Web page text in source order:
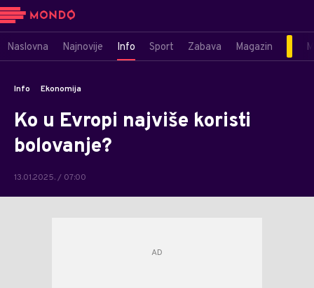
Naslovna Najnovije Info Sport Zabava Magazin
Info Ekonomija
Ko u Evropi najviše koristi
bolovanje?
13.01.2025. / 07:00